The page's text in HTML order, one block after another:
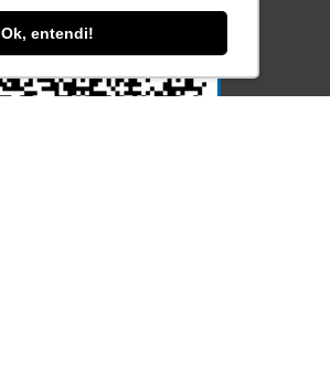
Ok, entendi!